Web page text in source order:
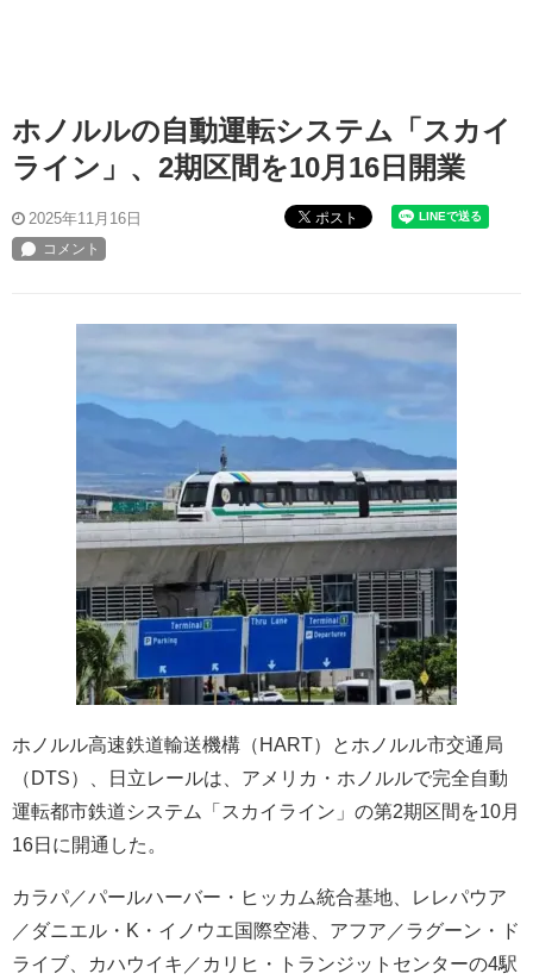
ホノルルの自動運転システム「スカイ
ライン」、2期区間を10月16日開業
2025年11月16日 ポスト
ホノルル高速鉄道輸送機構（HART）とホノルル市交通局
（DTS）、日立レールは、アメリカ・ホノルルで完全自動
運転都市鉄道システム「スカイライン」の第2期区間を10月
16日に開通した。
カラパ／パールハーバー・ヒッカム統合基地、レレパウア
／ダニエル・K・イノウエ国際空港、アフア／ラグーン・ド
ライブ、カハウイキ／カリヒ・トランジットセンターの4駅